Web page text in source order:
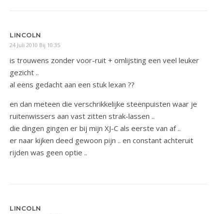
LINCOLN
24 Juli 2010 Bij 10:35
is trouwens zonder voor-ruit + omlijsting een veel leuker
gezicht ..
al eens gedacht aan een stuk lexan ??
en dan meteen die verschrikkelijke steenpuisten waar je
ruitenwissers aan vast zitten strak-lassen ..
die dingen gingen er bij mijn XJ-C als eerste van af ..
er naar kijken deed gewoon pijn .. en constant achteruit
rijden was geen optie ..
LINCOLN